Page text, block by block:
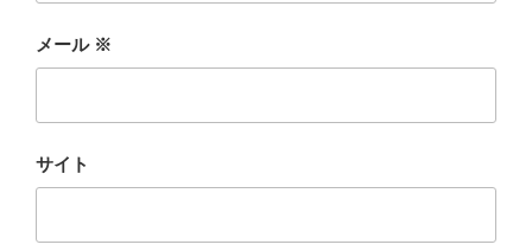
メール ※
サイト